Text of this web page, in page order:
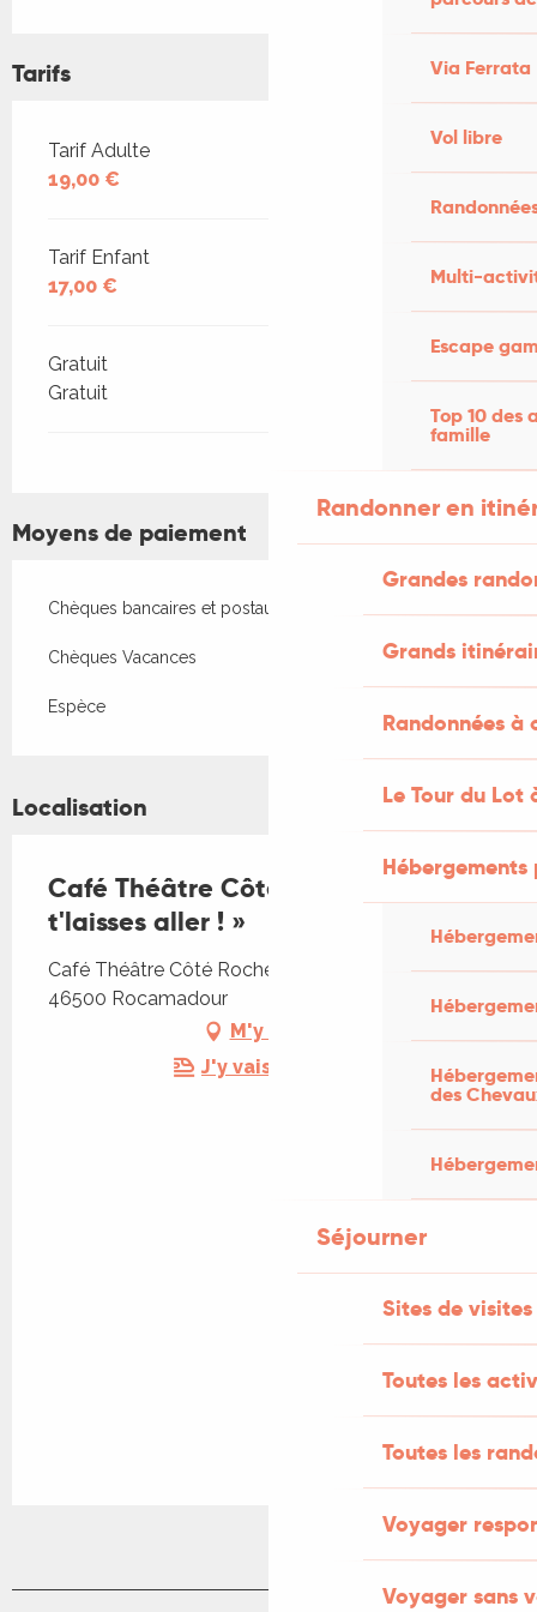
Via Ferrata
Vol libre
Multi-
Escape
Top 10 des
famille
Randonner en
Grandes
Grands
Randonnées
Le Tour du Lot
des
Séjourner
Sites de visites
Toutes les
Toutes les
Voyager
Voyager sans
Tarifs
Tarifs 2026
Tarif Adulte
19,00 €
Tarif Enfant
17,00 €
Gratuit
Gratuit
Moyens de paiement
Chèques bancaires et postaux
Chèques Vacances
Espèce
Localisation
Café Théâtre Côté Rocher : « Tu
t'laisses aller ! »
Café Théâtre Côté Rocher, Rue Roland Le Preux,
46500 Rocamadour
M'y rendre
J'y vais en train !